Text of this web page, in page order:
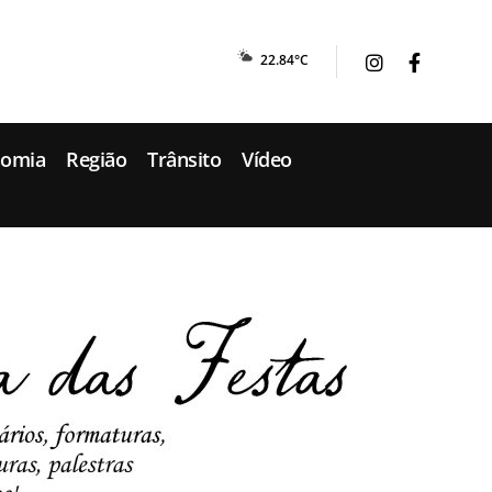
22.84°C
Região Trânsito Vídeo